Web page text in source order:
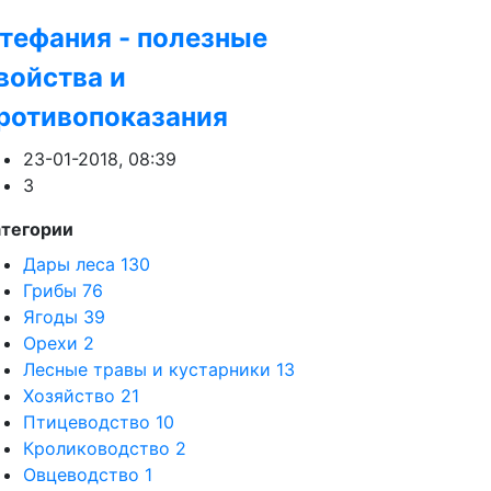
- полезные
и
23-01-2018, 08:39
3
Дары леса 130
Грибы 76
Ягоды 39
Орехи 2
Лесные травы и кустарники 13
Хозяйство 21
Птицеводство 10
Кролиководство 2
Овцеводство 1